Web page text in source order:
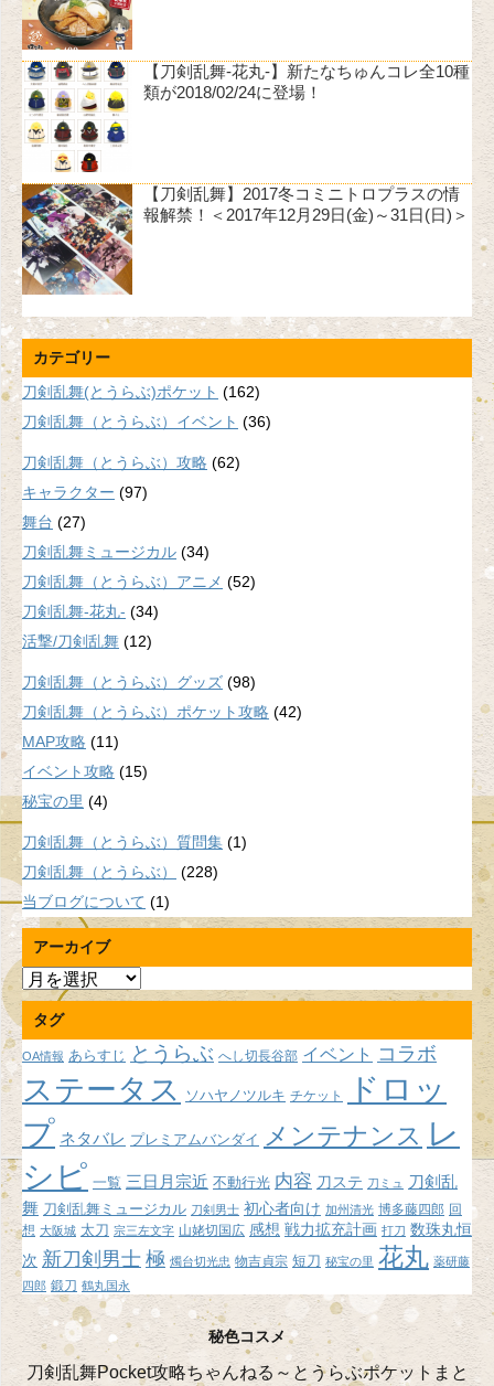
【刀剣乱舞-花丸-】新たなちゅんコレ全10種
類が2018/02/24に登場！
【刀剣乱舞】2017冬コミニトロプラスの情
報解禁！＜2017年12月29日(金)～31日(日)＞
カテゴリー
刀剣乱舞(とうらぶ)ポケット (162)
刀剣乱舞（とうらぶ）イベント (36)
刀剣乱舞（とうらぶ）攻略 (62)
キャラクター (97)
舞台 (27)
刀剣乱舞ミュージカル (34)
刀剣乱舞（とうらぶ）アニメ (52)
刀剣乱舞-花丸- (34)
活撃/刀剣乱舞 (12)
刀剣乱舞（とうらぶ）グッズ (98)
刀剣乱舞（とうらぶ）ポケット攻略 (42)
MAP攻略 (11)
イベント攻略 (15)
秘宝の里 (4)
刀剣乱舞（とうらぶ）質問集 (1)
刀剣乱舞（とうらぶ）
(228)
当ブログについて (1)
アーカイブ
ア
ー
カ
イ
ブ
タグ
OA情報 あらすじ とうらぶ へし切長谷部 イベント コラボ
ステータス ソハヤノツルキ チケット
ドロッ
プ ネタバレ プレミアムバンダイ メンテナンス レ
シピ 一覧 三日月宗近 不動行光 内容 刀ステ 刀ミュ
刀剣乱
舞 刀剣乱舞ミュージカル 刀剣男士 初心者向け 加州清光 博多藤四郎 回
想 大阪城 太刀 宗三左文字 山姥切国広 感想 戦力拡充計画 打刀 数珠丸恒
次 新刀剣男士 極 燭台切光忠 物吉貞宗 短刀 秘宝の里 花丸 薬研藤
四郎 鍛刀 鶴丸国永
秘色コスメ
刀剣乱舞Pocket攻略ちゃんねる～とうらぶポケットまと